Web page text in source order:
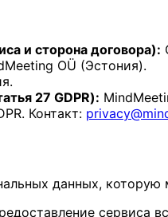
и сторона договора):
OÜ (Эстония).
27 GDPR):
Контакт:
данных,
сервиса